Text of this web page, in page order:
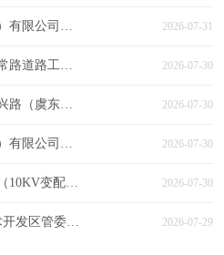
哈尔沙精密轴承配件（中国）有限公司（生产车间接建二、辅助用房（仓库）变更）建设项目批前公示 2026-07-31
江苏省常熟经济开发集团兴常路道路工程（二期）规划方案批前公示 2026-07-30
江苏省常熟经济开发集团万兴路（虞东路-万年塘）道路及附属工程规划方案批前公示 2026-07-30
英利达高新科技发展（苏州）有限公司（1#连廊、2#连廊、3#连廊）建设项目批前公示 2026-07-30
江苏波士胶粘合剂有限公司（10KV变配电室）建设项目规划核实公布 2026-07-30
2026年7月29日常熟经济技术开发区管委会拟对建设项目环评文件作出审批意见的公示 2026-07-29